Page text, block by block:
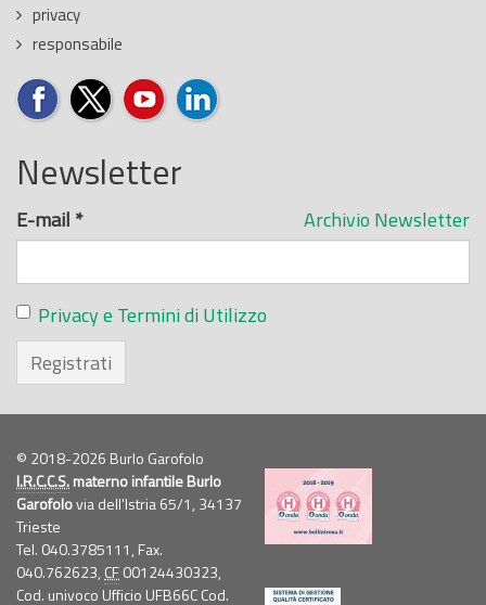
privacy
responsabile
Newsletter
Archivio Newsletter
E-mail *
Privacy e Termini di Utilizzo
Registrati
© 2018-2026 Burlo Garofolo
I.R.C.C.S.materno infantile Burlo
Garofolovia dell'Istria 65/1, 34137
Trieste
Tel. 040.3785111, Fax.
040.762623, CF00124430323,
Cod. univoco Ufficio UFB66C Cod.